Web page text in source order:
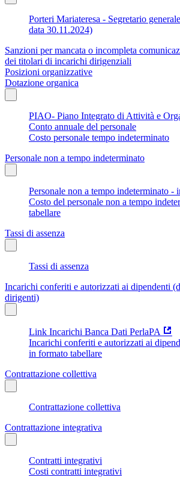
Porteri Mariateresa - Segretario
data 30.11.2024)
Sanzioni per mancata o incompleta
dei titolari di incarichi dirigenziali
Posizioni organizzative
Dotazione organica
PIAO- Piano Integrato di Attività e
Conto annuale del personale
Costo personale tempo indeterminato
Personale non a tempo indeterminato
Personale non a tempo indeterminato -
Costo del personale non a tempo
tabellare
Tassi di assenza
Tassi di assenza
Incarichi conferiti e autorizzati ai dipendenti
dirigenti)
Link Incarichi Banca Dati PerlaPA
Incarichi conferiti e autorizzati ai
in formato tabellare
Contrattazione collettiva
Contrattazione collettiva
Contrattazione integrativa
Contratti integrativi
Costi contratti integrativi